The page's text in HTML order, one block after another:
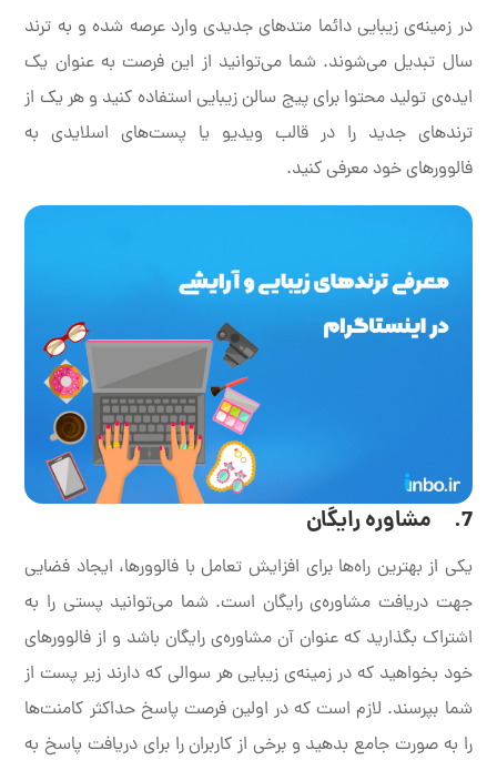
در زمینه‌ی زیبایی دائما متدهای جدیدی وارد عرصه شده و به ترند
سال تبدیل می‌شوند. شما می‌توانید از این فرصت به عنوان یک
ایده‌ی تولید محتوا برای پیج سالن زیبایی استفاده کنید و هر یک از
ترندهای جدید را در قالب ویدیو یا پست‌های اسلایدی به
فالوورهای خود معرفی کنید.
7. مشاوره رایگان
یکی از بهترین راه‌ها برای افزایش تعامل با فالوورها، ایجاد فضایی
جهت دریافت مشاوره‌ی رایگان است. شما می‌توانید پستی را به
اشتراک بگذارید که عنوان آن مشاوره‌ی رایگان باشد و از فالوورهای
خود بخواهید که در زمینه‌ی زیبایی هر سوالی که دارند زیر پست از
شما بپرسند. لازم است که در اولین فرصت پاسخ حداکثر کامنت‌ها
را به صورت جامع بدهید و برخی از کاربران را برای دریافت پاسخ به